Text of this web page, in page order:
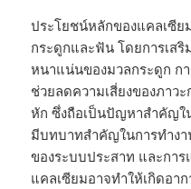
ประโยชน์หลักของแคลเซีย
กระดูกและฟัน โดยการเส
หนาแน่นของมวลกระดูก ก
ช่วยลดความเสี่ยงของภาว
หัก ซึ่งถือเป็นปัญหาสำคัญใ
มีบทบาทสำคัญในการทำง
ของระบบประสาท และกา
แคลเซียมอาจทำให้เกิดอา